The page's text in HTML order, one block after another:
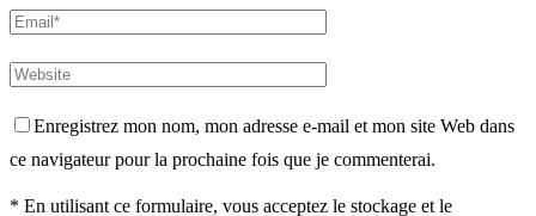
Enregistrez mon nom, mon adresse e-mail et mon site Web dans
ce navigateur pour la prochaine fois que je commenterai.
* En utilisant ce formulaire, vous acceptez le stockage et le